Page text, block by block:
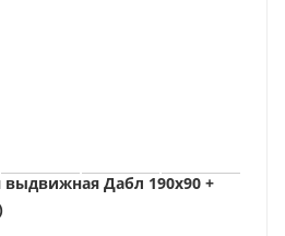
выдвижная Дабл 190х90 +